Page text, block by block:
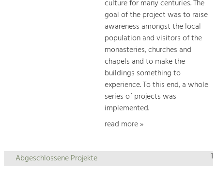
culture for many centuries. The
goal of the project was to raise
awareness amongst the local
population and visitors of the
monasteries, churches and
chapels and to make the
buildings something to
experience. To this end, a whole
series of projects was
implemented.
read more »
1
Abgeschlossene Projekte